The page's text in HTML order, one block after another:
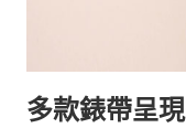
多款錶帶呈